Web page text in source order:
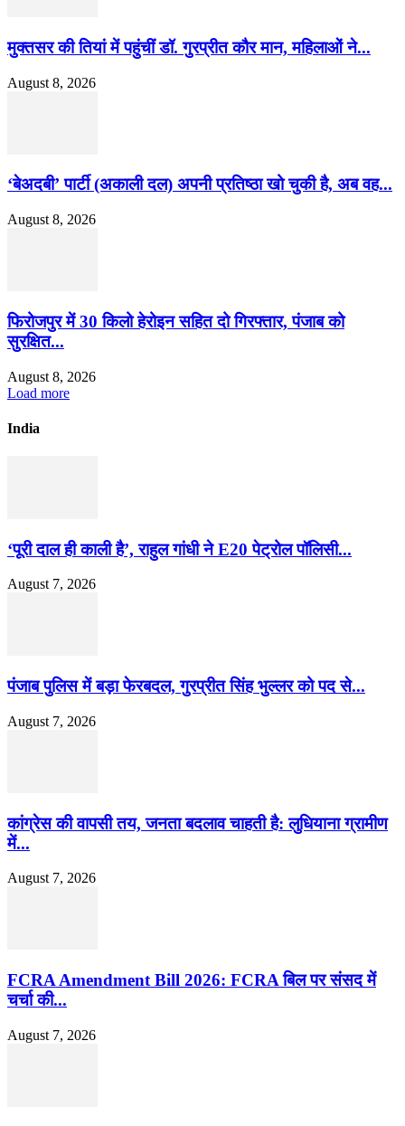
मुक्तसर की तियां में पहुंचीं डॉ. गुरप्रीत कौर मान, महिलाओं ने...
August 8, 2026
‘बेअदबी’ पार्टी (अकाली दल) अपनी प्रतिष्ठा खो चुकी है, अब वह...
August 8, 2026
फिरोजपुर में 30 किलो हेरोइन सहित दो गिरफ्तार, पंजाब को
सुरक्षित...
August 8, 2026
Load more
India
‘पूरी दाल ही काली है’, राहुल गांधी ने E20 पेट्रोल पॉलिसी...
August 7, 2026
पंजाब पुलिस में बड़ा फेरबदल, गुरप्रीत सिंह भुल्लर को पद से...
August 7, 2026
कांग्रेस की वापसी तय, जनता बदलाव चाहती है: लुधियाना ग्रामीण
में...
August 7, 2026
FCRA Amendment Bill 2026: FCRA बिल पर संसद में
चर्चा की...
August 7, 2026